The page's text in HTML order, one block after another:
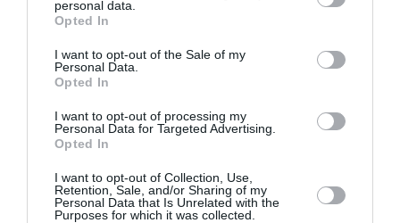
personal data.
Opted In
I want to opt-out of the Sale of my
Personal Data.
Opted In
I want to opt-out of processing my
Personal Data for Targeted Advertising.
Opted In
I want to opt-out of Collection, Use,
Retention, Sale, and/or Sharing of my
Personal Data that Is Unrelated with the
Purposes for which it was collected.
Οι Gemma live
στο An Club!